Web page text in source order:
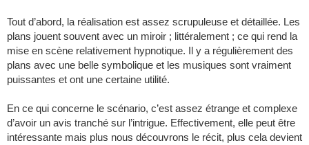
Tout d’abord, la réalisation est assez scrupuleuse et détaillée. Les
plans jouent souvent avec un miroir ; littéralement ; ce qui rend la
mise en scène relativement hypnotique. Il y a régulièrement des
plans avec une belle symbolique et les musiques sont vraiment
puissantes et ont une certaine utilité.
En ce qui concerne le scénario, c’est assez étrange et complexe
d’avoir un avis tranché sur l’intrigue. Effectivement, elle peut être
intéressante mais plus nous découvrons le récit, plus cela devient